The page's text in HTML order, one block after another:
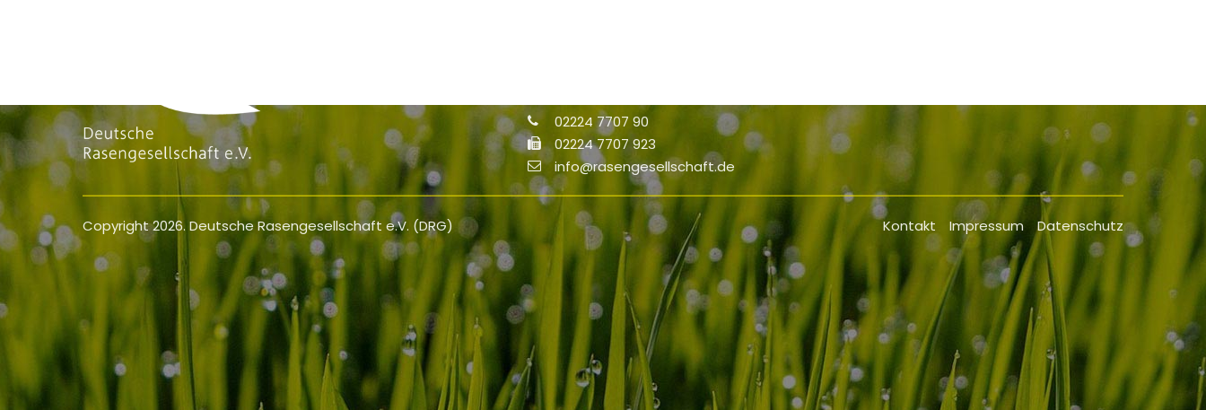
02224 7707 90
02224 7707 923
info@rasengesellschaft.de
Copyright 2026. Deutsche Rasengesellschaft e.V. (DRG) Kontakt Impressum Datenschutz